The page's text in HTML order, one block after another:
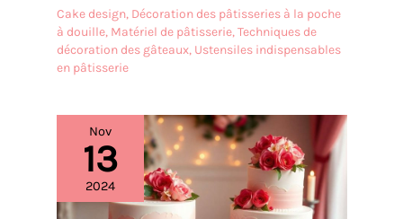
Cake design, Décoration des pâtisseries à la poche
à douille, Matériel de pâtisserie,Techniques de
décoration des gâteaux, Ustensiles indispensables
en pâtisserie
Nov
13
2024